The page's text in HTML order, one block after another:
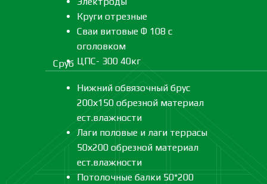
Круги отрезные
Сваи витовые Ф 108 с
оголовком
ЦПС- 300 40кг
Сруб
Нижний обвязочный брус
200х150 обрезной материал
ест.влажности
Лаги половые и лаги террасы
50х200 обрезной материал
ест.влажности
Потолочные балки 50*200